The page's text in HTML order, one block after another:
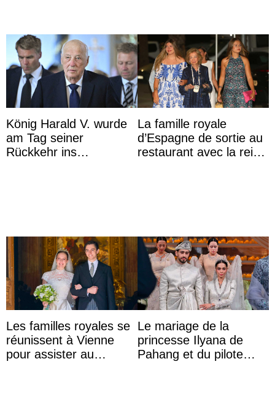
König Harald V. wurde
am Tag seiner
Rückkehr ins
La famille royale
d’Espagne de sortie au
restaurant avec la reine
Les familles royales se
réunissent à Vienne
pour assister au
Le mariage de la
princesse Ilyana de
Pahang et du pilote